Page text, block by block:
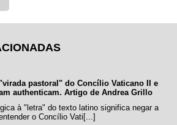
pastoral" do Concílio Vaticano II e
authenticam. Artigo de Andrea Grillo
à "letra" do texto latino significa negar a
o Concílio Vati[...]